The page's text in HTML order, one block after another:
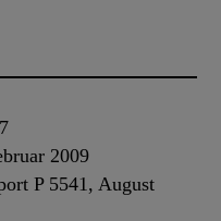
2009
P 5541, August